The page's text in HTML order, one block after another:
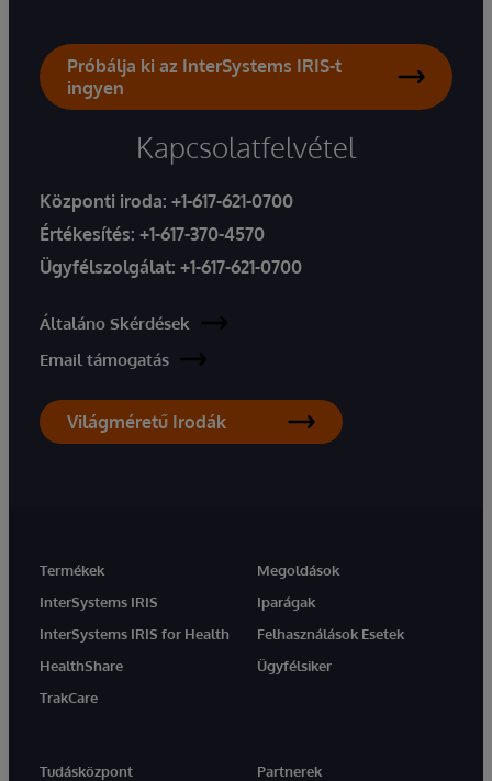
Próbálja ki az InterSystems IRIS-t
ingyen
Kapcsolatfelvétel
Központi iroda: +1-617-621-0700
Értékesítés: +1-617-370-4570
Ügyfélszolgálat: +1-617-621-0700
Általáno Skérdések
Email támogatás
Világméretű Irodák
Termékek
InterSystems IRIS
InterSystems IRIS for Health
HealthShare
TrakCare
Megoldások
Iparágak
Felhasználások Esetek
Ügyfélsiker
Tudásközpont
Partnerek